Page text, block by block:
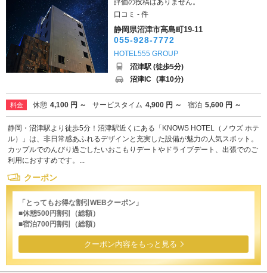
評価の投稿はありません。
口コミ - 件
静岡県沼津市高島町19-11
055-928-7772
HOTEL555 GROUP
沼津駅 (徒歩5分)
沼津IC (車10分)
料金 休憩 4,100 円 ～ サービスタイム 4,900 円 ～ 宿泊 5,600 円 ～
静岡・沼津駅より徒歩5分！沼津駅近くにある「KNOWS HOTEL（ノウズ ホテ
ル）」は、非日常感あふれるデザインと充実した設備が魅力の人気スポット。
カップルでのんびり過ごしたいおこもりデートやドライブデート、出張でのご
利用におすすめです。...
クーポン
「とってもお得な割引WEBクーポン」
■休憩500円割引（総額）
■宿泊700円割引（総額）
クーポン内容をもっと見る